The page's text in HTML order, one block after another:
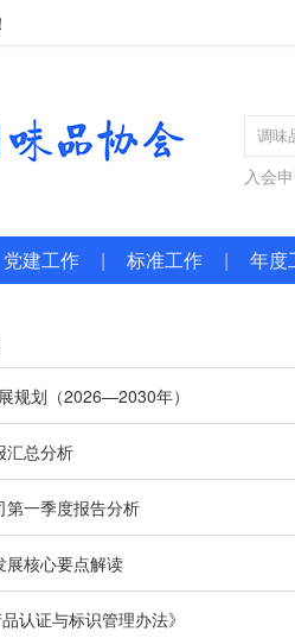
入会
党建工作 | 标准工作 | 年度
规划（2026—2030年）
汇总分析
一季度报告分析
展核心要点解读
认证与标识管理办法》